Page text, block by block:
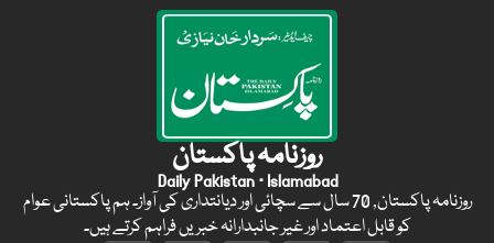
روزنامہ پاکستان
Daily Pakistan · Islamabad
روزنامہ پاکستان, 70 سال سے سچائی اور دیانتداری کی آواز۔ ہم پاکستانی عوام
کو قابل اعتماد اور غیر جانبدارانہ خبریں فراہم کرتے ہیں۔